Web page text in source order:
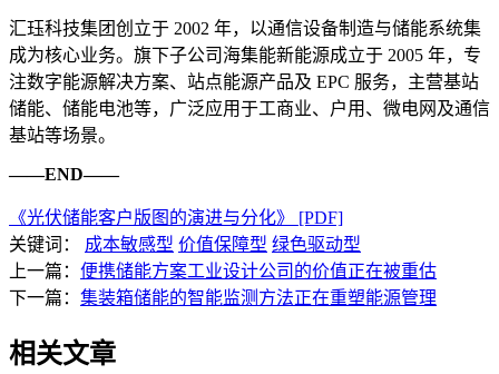
汇珏科技集团创立于 2002 年，以通信设备制造与储能系统集
成为核心业务。旗下子公司海集能新能源成立于 2005 年，专
注数字能源解决方案、站点能源产品及 EPC 服务，主营基站
储能、储能电池等，广泛应用于工商业、户用、微电网及通信
基站等场景。
——END——
《光伏储能客户版图的演进与分化》 [PDF]
关键词： 成本敏感型 价值保障型 绿色驱动型
上一篇： 便携储能方案工业设计公司的价值正在被重估
下一篇： 集装箱储能的智能监测方法正在重塑能源管理
相关文章